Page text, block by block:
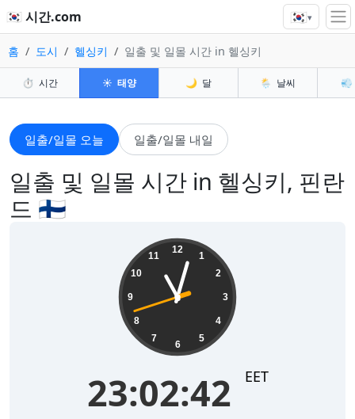
🇰🇷 시간.com 🇰🇷▾
홈 도시 헬싱키 일출 및 일몰 시간 in 헬싱키
⏱️ 시간 ☀️ 태양 🌙 달 🌦️ 날씨 💨
일출/일몰 오늘 일출/일몰 내일
일출 및 일몰 시간 in 헬싱키, 핀란
드 🇫🇮
12
1
2
3
4
5
6
7
8
9
10
11
23:02:43 EET